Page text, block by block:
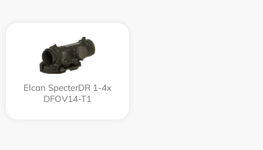
Elcan SpecterDR 1-4x
DFOV14-T1